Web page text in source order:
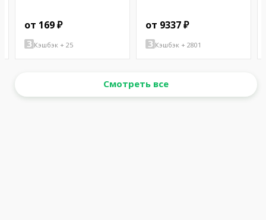
от 169 ₽
Кэшбэк + 25
от 9337 ₽
Кэшбэк + 2801
Смотреть все